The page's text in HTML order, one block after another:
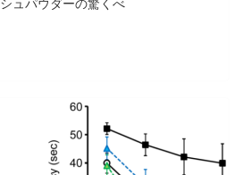
ュパウダーの驚くべ